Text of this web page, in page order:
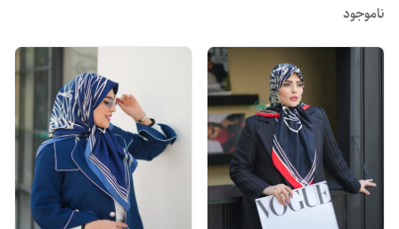
ناموجود